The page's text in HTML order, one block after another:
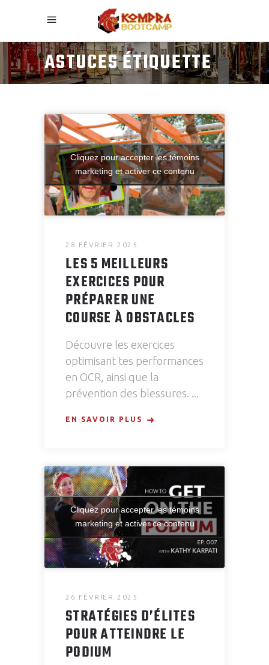
ASTUCES ÉTIQUETTE
Cliquez pour accepter les témoins
marketing et activer ce contenu
28 FÉVRIER 2025
LES 5 MEILLEURS
EXERCICES POUR
PRÉPARER UNE
COURSE À OBSTACLES
Découvre les exercices
optimisant tes performances
en OCR, ainsi que la
prévention des blessures.
EN SAVOIR PLUS
Cliquez pour accepter les témoins
marketing et activer ce contenu
26 FÉVRIER 2025
STRATÉGIES D’ÉLITES
POUR ATTEINDRE LE
PODIUM